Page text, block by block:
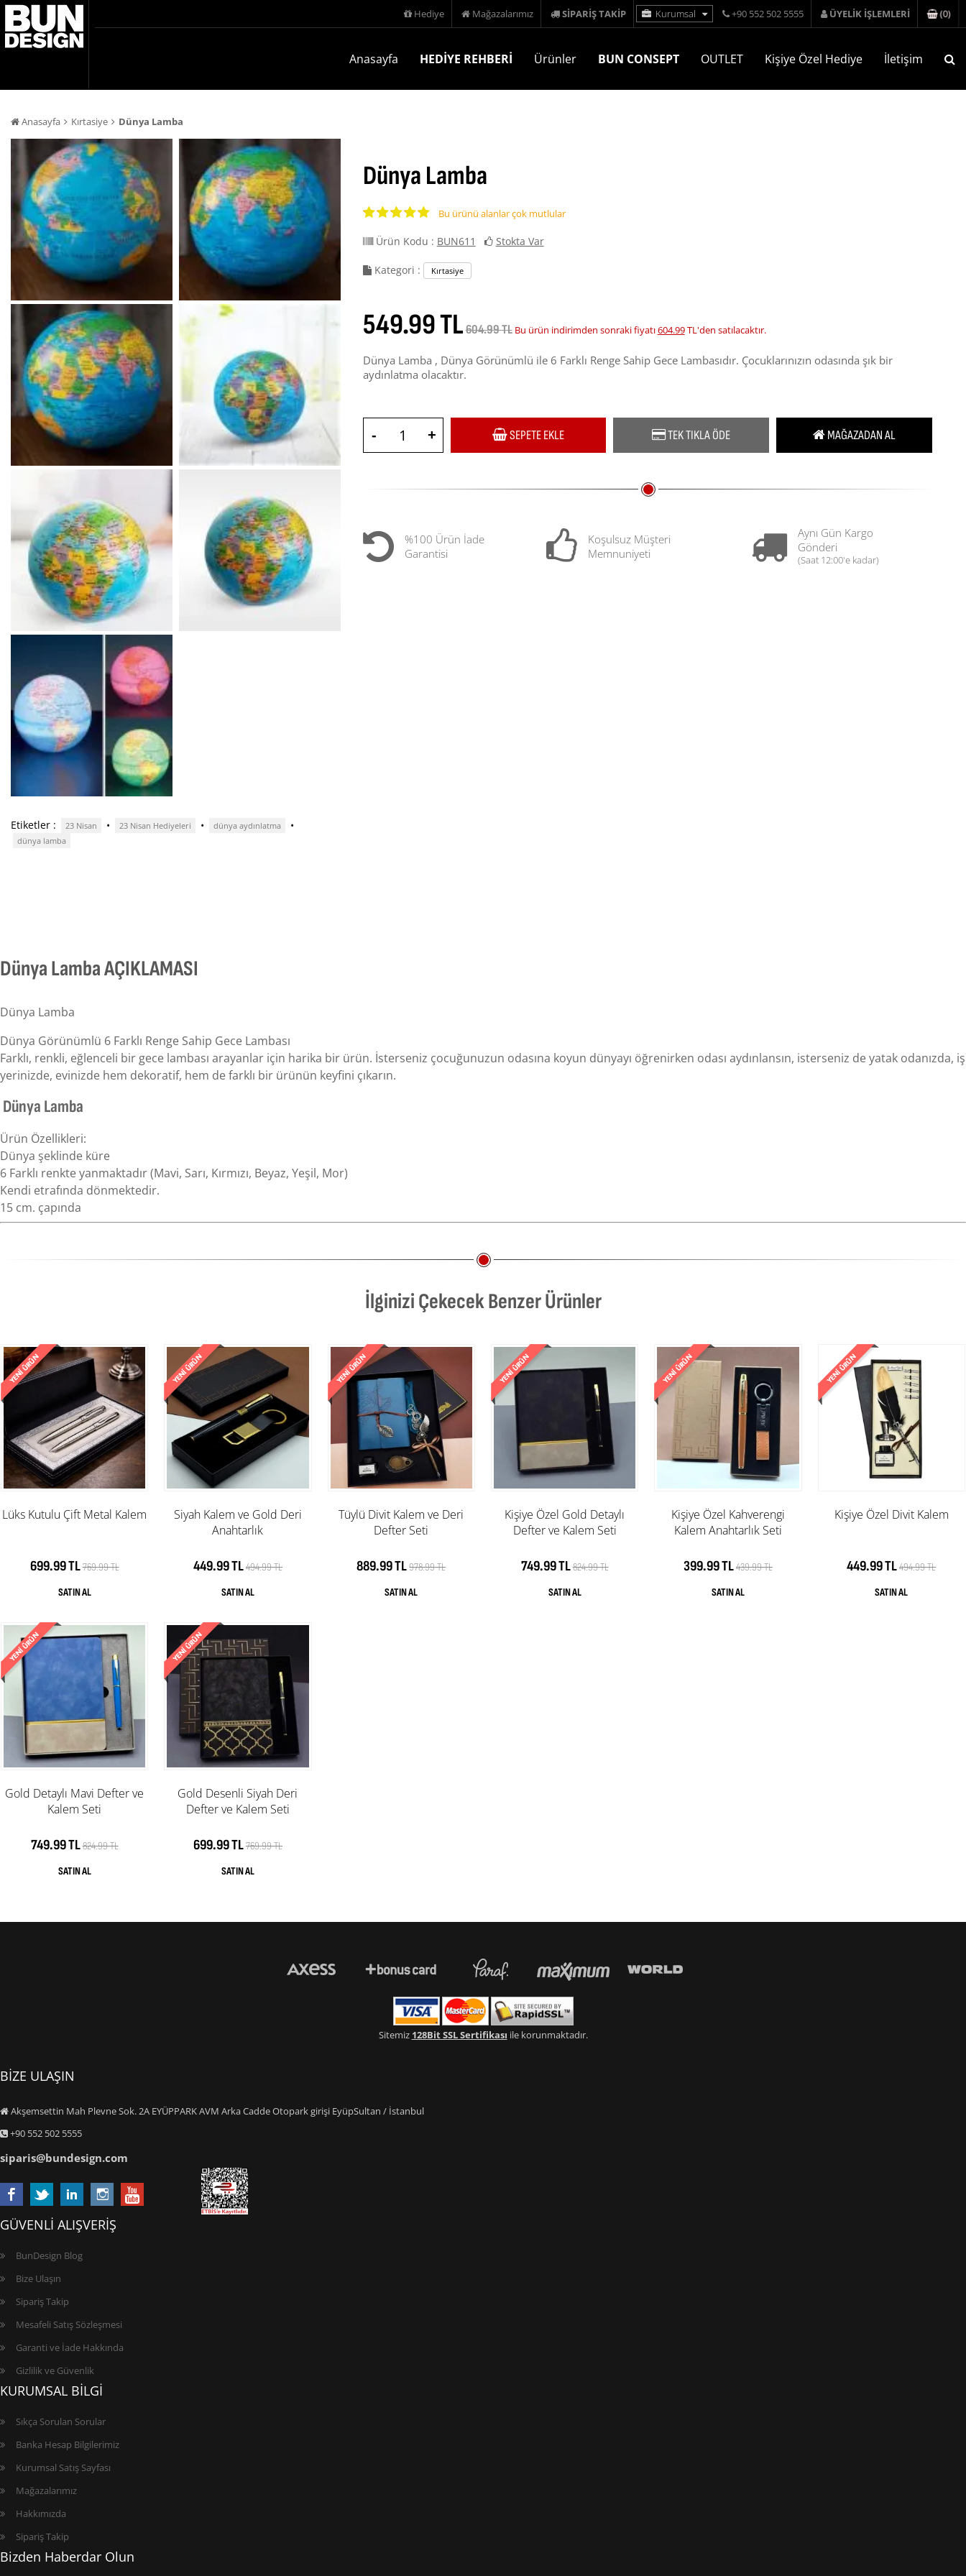
Hediye Mağazalarımız SİPARİŞ TAKİP Kurumsal +90 552 502 5555 ÜYELİK İŞLEMLERİ (0)
Anasayfa HEDİYE REHBERİ Ürünler BUN CONSEPT OUTLET Kişiye Özel Hediye İletişim
Anasayfa Kırtasiye Dünya Lamba
Etiketler : 23 Nisan • 23 Nisan Hediyeleri • dünya aydınlatma •
dünya lamba
Dünya Lamba
Bu ürünü alanlar çok mutlular
Ürün Kodu : BUN611 Stokta Var
Kategori : Kırtasiye
549.99 TL604.99 TL Bu ürün indirimden sonraki fiyatı604.99TL'den satılacaktır.
Dünya Lamba , Dünya Görünümlü ile 6 Farklı Renge Sahip Gece Lambasıdır. Çocuklarınızın odasında şık bir
aydınlatma olacaktır.
- + SEPETE EKLE TEK TIKLA ÖDE MAĞAZADAN AL
%100 Ürün İade
Garantisi
Koşulsuz Müşteri
Memnuniyeti
Aynı Gün Kargo
Gönderi
(Saat 12:00'e kadar)
Dünya Lamba AÇIKLAMASI
Dünya Lamba
Dünya Görünümlü 6 Farklı Renge Sahip Gece Lambası
Farklı, renkli, eğlenceli bir gece lambası arayanlar için harika bir ürün. İsterseniz çocuğunuzun odasına koyun dünyayı öğrenirken odası aydınlansın, isterseniz de yatak odanızda, iş
yerinizde, evinizde hem dekoratif, hem de farklı bir ürünün keyfini çıkarın.
Dünya Lamba
Ürün Özellikleri:
Dünya şeklinde küre
6 Farklı renkte yanmaktadır (Mavi, Sarı, Kırmızı, Beyaz, Yeşil, Mor)
Kendi etrafında dönmektedir.
15 cm. çapında
İlginizi Çekecek Benzer Ürünler
Lüks Kutulu Çift Metal Kalem
699.99 TL769.99 TL
Siyah Kalem ve Gold Deri
Anahtarlık
449.99 TL494.99 TL
Tüylü Divit Kalem ve Deri
Defter Seti
889.99 TL978.99 TL
Kişiye Özel Gold Detaylı
Defter ve Kalem Seti
749.99 TL824.99 TL
Kişiye Özel Kahverengi
Kalem Anahtarlık Seti
399.99 TL439.99 TL
Kişiye Özel Divit Kalem
449.99 TL494.99 TL
Gold Detaylı Mavi Defter ve
Kalem Seti
749.99 TL824.99 TL
Gold Desenli Siyah Deri
Defter ve Kalem Seti
699.99 TL769.99 TL
Sitemiz 128Bit SSL Sertifikası ile korunmaktadır.
BİZE ULAŞIN
Akşemsettin Mah Plevne Sok. 2A EYÜPPARK AVM Arka Cadde Otopark girişi EyüpSultan / İstanbul
+90 552 502 5555
siparis@bundesign.com
GÜVENLİ ALIŞVERİŞ
BunDesign Blog
Bize Ulaşın
Sipariş Takip
Mesafeli Satış Sözleşmesi
Garanti ve İade Hakkında
Gizlilik ve Güvenlik
KURUMSAL BİLGİ
Sıkça Sorulan Sorular
Banka Hesap Bilgilerimiz
Kurumsal Satış Sayfası
Mağazalarımız
Hakkımızda
Sipariş Takip
Bizden Haberdar Olun